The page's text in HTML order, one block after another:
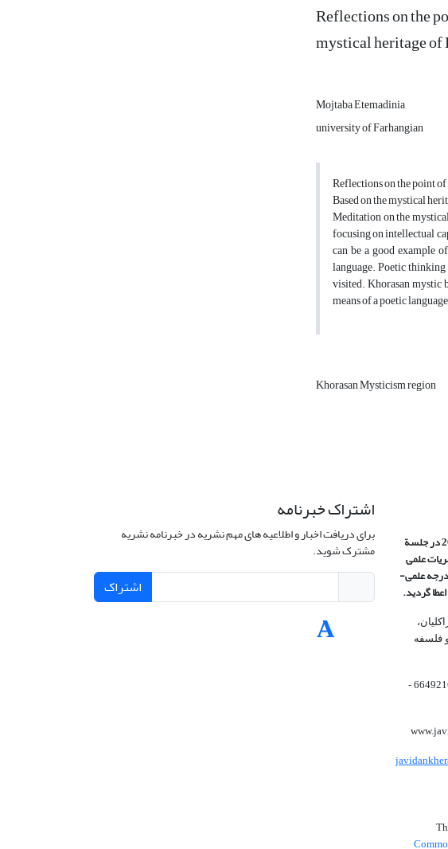
Reflections on the
mystical heritage of
Mojtaba Etemadinia
university of Farhangian
Reflections on the point
Based on the mystical
Meditation on the
focusing on intellectual
can be a good example
language. Poetic
visited. Khorasan mystic
means of a poetic
Khorasan Mysticism region
براساس نامه شماره 26953/11/3/89 در جلسة
علمی
علمی‌-
گردید.
فلسفه
کدپستی: 1133614816، تلفن: 66492169 -
اشتراک خبرنامه
برای دریافت اخبار و اطلاعیه های مهم نشریه در خبرنامه نشریه
مشترک شوید.
اشتراک